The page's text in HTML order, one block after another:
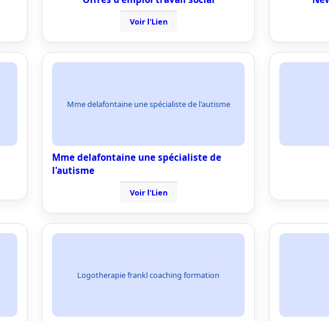
Voir l'Lien
Mme delafontaine une spécialiste de l'autisme
Mme delafontaine une spécialiste de
l'autisme
Voir l'Lien
Logotherapie frankl coaching formation